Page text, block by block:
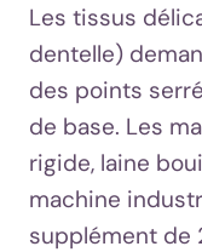
Les tissus
dentelle)
des points
de base. Les
rigide, laine
machine
supplément de